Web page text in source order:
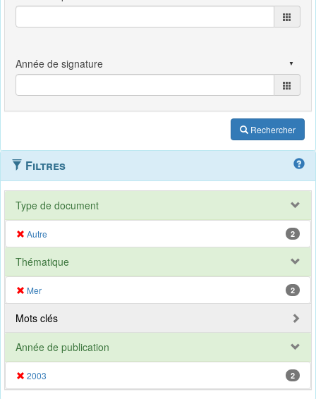
Rechercher
Filtres
Type de document
Autre 2
Thématique
Mer 2
Mots clés
Année de publication
2003 2